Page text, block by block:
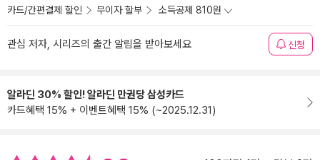
카드/간편결제 할인 무이자 할부 소득공제 810원
관심 저자, 시리즈의 출간 알림을 받아보세요 신청
알라딘 30% 할인! 알라딘 만권당 삼성카드
카드혜택 15% + 이벤트혜택 15% (~2025.12.31)